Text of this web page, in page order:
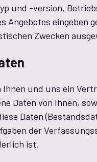
und -version,
Angebotes eingeben
Zwecken
Ihnen und uns ein
Daten von Ihnen,
Daten
der
ist.